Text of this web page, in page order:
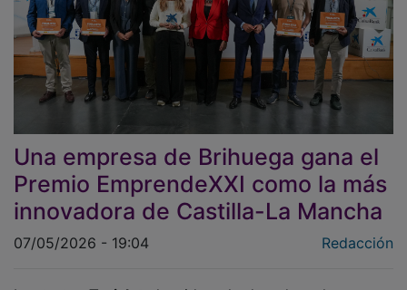
Una empresa de Brihuega gana el
Premio EmprendeXXI como la más
innovadora de Castilla-La Mancha